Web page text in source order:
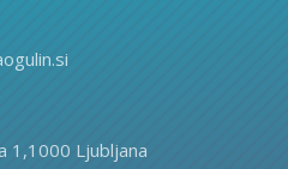
1,1000 Ljubljana